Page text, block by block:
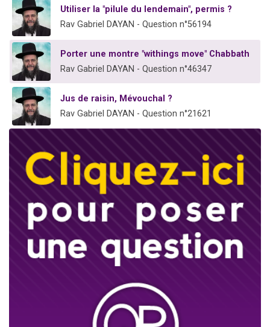
Utiliser la "pilule du lendemain", permis ?
Rav Gabriel DAYAN - Question n°56194
Porter une montre "withings move" Chabbath
Rav Gabriel DAYAN - Question n°46347
Jus de raisin, Mévouchal ?
Rav Gabriel DAYAN - Question n°21621